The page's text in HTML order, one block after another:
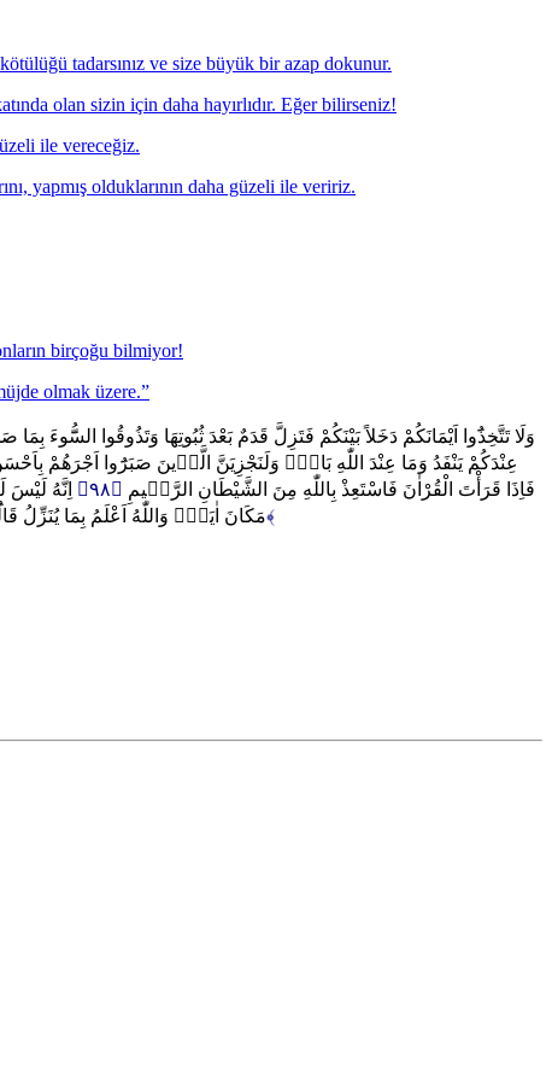
tadarsınız ve size büyük bir azap dokunur.
olan sizin için daha hayırlıdır. Eğer bilirseniz!
ile vereceğiz.
yapmış olduklarının daha güzeli ile veririz.
birçoğu bilmiyor!
olmak üzere.”
وَلَا تَتَّخِذُٓوا اَيْمَانَكُمْ دَخَلاً بَيْنَكُمْ فَتَزِلَّ قَدَمٌ بَعْدَ ثُبُوتِهَا وَتَذُوقُوا
عِنْدَكُمْ يَنْفَدُ وَمَا عِنْدَ اللّٰهِ بَاقٍۜ وَلَنَجْزِيَنَّ الَّذ۪ينَ صَبَرُٓوا اَجْرَهُمْ
فَاِذَا قَرَأْتَ الْقُرْاٰنَ فَاسْتَعِذْ بِاللّٰهِ مِنَ الشَّيْطَانِ الرَّج۪يمِ ﴿٩٨﴾ اِنَّهُ لَيْسَ
مَكَانَ اٰيَةٍۙ وَاللّٰهُ اَعْلَمُ بِمَا يُنَزِّلُ﴿١٠٢﴾